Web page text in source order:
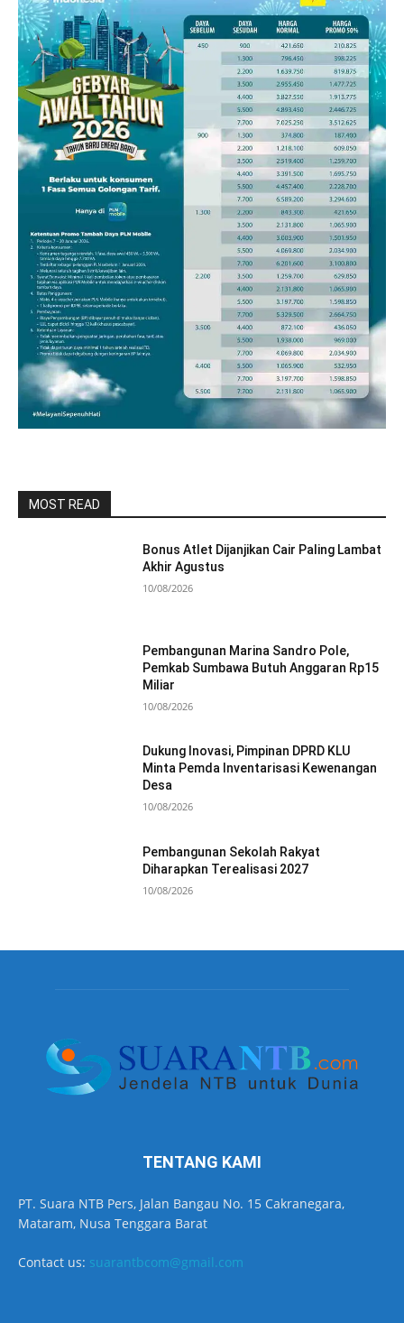
MOST READ
Bonus Atlet Dijanjikan Cair Paling Lambat
Akhir Agustus
10/08/2026
Pembangunan Marina Sandro Pole,
Pemkab Sumbawa Butuh Anggaran Rp15
Miliar
10/08/2026
Dukung Inovasi, Pimpinan DPRD KLU
Minta Pemda Inventarisasi Kewenangan
Desa
10/08/2026
Pembangunan Sekolah Rakyat
Diharapkan Terealisasi 2027
10/08/2026
TENTANG KAMI
PT. Suara NTB Pers, Jalan Bangau No. 15 Cakranegara,
Mataram, Nusa Tenggara Barat
Contact us: suarantbcom@gmail.com